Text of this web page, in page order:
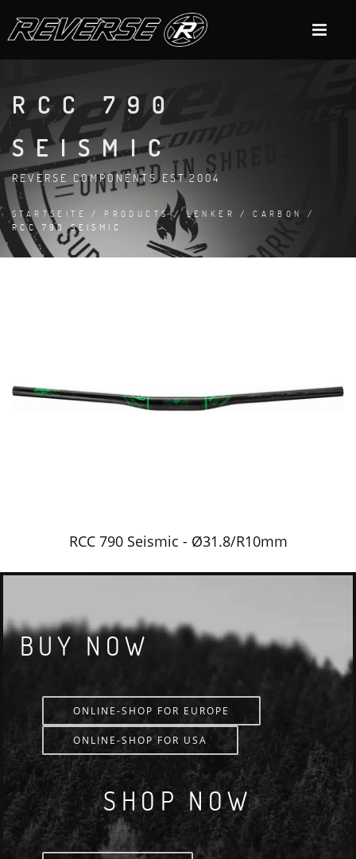
RCC 790
SEISMIC
REVERSE COMPONENTS EST.2004
STARTSEITE / PRODUCTS/LENKER /CARBON
/
RCC 790 SEISMIC
RCC 790 Seismic - Ø31.8/R10mm
BUY NOW
ONLINE-SHOP FOR EUROPE
ONLINE-SHOP FOR USA
SHOP NOW